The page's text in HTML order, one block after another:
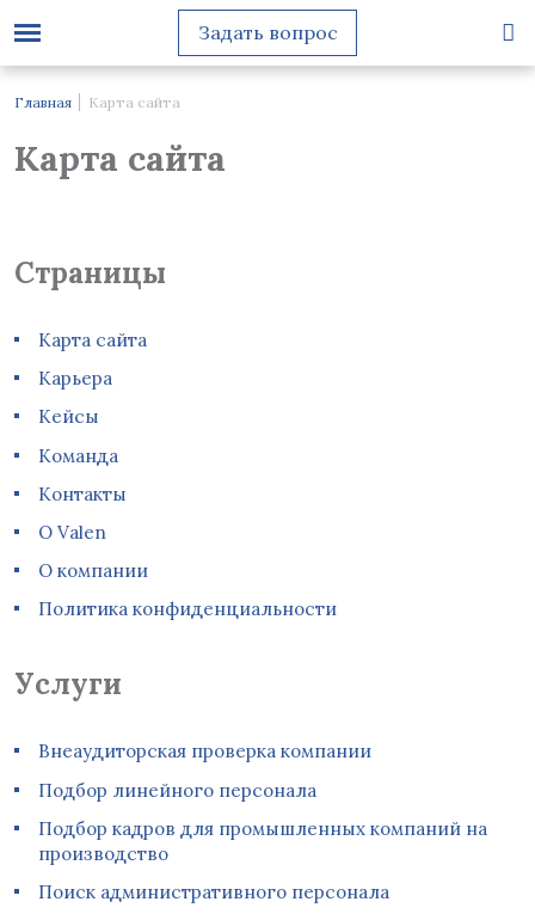
Задать вопрос
Главная Карта сайта
Карта сайта
Страницы
Карта сайта
Карьера
Кейсы
Команда
Контакты
О Valen
О компании
Политика конфиденциальности
Услуги
Внеаудиторская проверка компании
Подбор линейного персонала
Подбор кадров для промышленных компаний на
производство
Поиск административного персонала